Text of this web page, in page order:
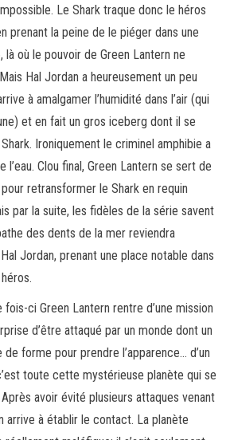
Le Shark traque donc le héros
prenant la peine de le piéger dans une
là où le pouvoir de Green Lantern ne
Hal Jordan a heureusement un peu
à amalgamer l’humidité dans l’air (qui
et en fait un gros iceberg dont il se
Ironiquement le criminel amphibie a
Clou final, Green Lantern se sert de
retransformer le Shark en requin
par la suite, les fidèles de la série savent
des dents de la mer reviendra
Jordan, prenant une place notable dans
ci Green Lantern rentre d’une mission
d’être attaqué par un monde dont un
forme pour prendre l’apparence… d’un
toute cette mystérieuse planète qui se
avoir évité plusieurs attaques venant
arrive à établir le contact. La planète